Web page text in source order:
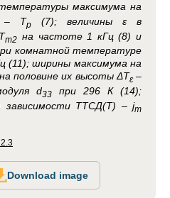
максимума на
– Tp
(7); величины ɛ в
m2 на частоте 1 кГц (8) и
комнатной температуре
(11); ширины максимума на
половине их высоты ΔTɛ–
d33при 296 К (14);
зависимости ТТСД(Т) – jm
Download image